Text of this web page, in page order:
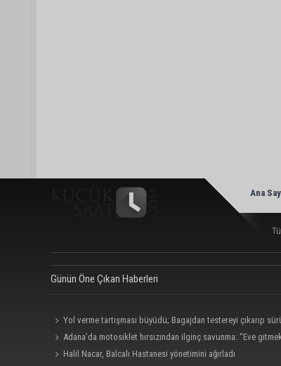
Ana
Günün Öne Çıkan Haberleri
Yol verme tartışması büyüdü; Bagajdan testereyi çıkarıp
üzerine yürüdü
Adana’da motosiklet hırsızından ilginç savunma: “Eve
aldım, geri verecektim”
Halil Nacar, Balcalı Hastanesi yönetimini ağırladı